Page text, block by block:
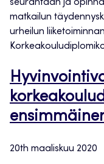
seurantaan ja
matkailun
urheilun
20th maaliskuu 2020